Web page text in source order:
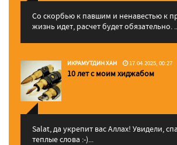
Со скорбью к павшим и ненавестью к
жизнь идет, расчет будет обязательно. ...
ИКРАМУТДИН ХАН 17.04.2025, 00:27
10 лет с моим хиджабом
Salat, да укрепит вас Аллаx! Увидели,
теплые слова :-)...